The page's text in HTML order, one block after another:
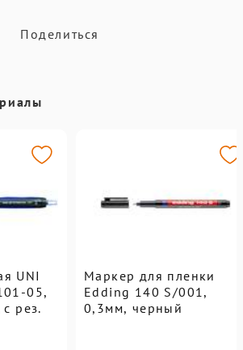
Поделиться
UNI
05,
рез.
Маркер для пленки
Edding 140 S/001,
0,3мм, черный